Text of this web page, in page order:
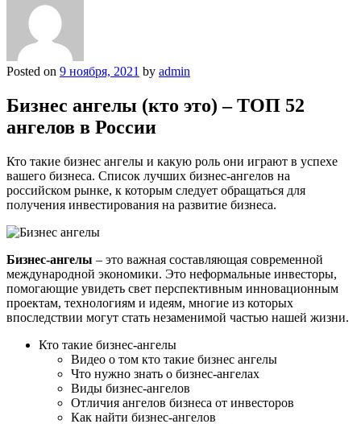
Posted on 9 ноября, 2021 by admin
Бизнес ангелы (кто это) – ТОП 52
ангелов в России
Кто такие бизнес ангелы и какую роль они играют в успехе
вашего бизнеса. Список лучших бизнес-ангелов на
российском рынке, к которым следует обращаться для
получения инвестирования на развитие бизнеса.
Бизнес-ангелы – это важная составляющая современной
международной экономики. Это неформальные инвесторы,
помогающие увидеть свет перспективным инновационным
проектам, технологиям и идеям, многие из которых
впоследствии могут стать незаменимой частью нашей жизни.
Кто такие бизнес-ангелы
Видео о том кто такие бизнес ангелы
Что нужно знать о бизнес-ангелах
Виды бизнес-ангелов
Отличия ангелов бизнеса от инвесторов
Как найти бизнес-ангелов